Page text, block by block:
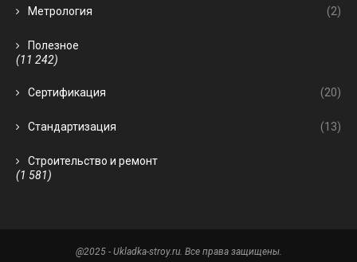
Метрология (2)
Полезное
(11 242)
Сертификация (20)
Стандартизация (13)
Строительство и ремонт
(1 581)
@2025 - Ukladka-stroy.ru. Все права защищены.